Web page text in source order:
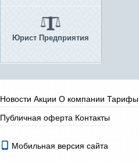
Юрист Предприятия
Новости Акции О компании Тарифы
Публичная оферта Контакты
Мобильная версия сайта